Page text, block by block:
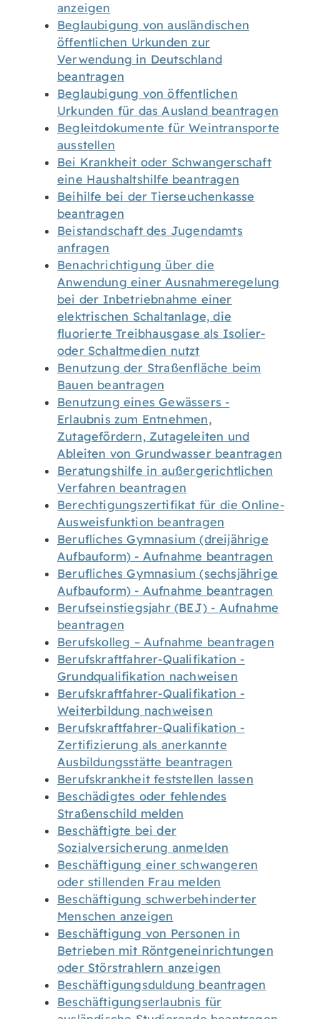
anzeigen
Beglaubigung von ausländischen
öffentlichen Urkunden zur
Verwendung in Deutschland
beantragen
Beglaubigung von öffentlichen
Urkunden für das Ausland beantragen
Begleitdokumente für Weintransporte
ausstellen
Bei Krankheit oder Schwangerschaft
eine Haushaltshilfe beantragen
Beihilfe bei der Tierseuchenkasse
beantragen
Beistandschaft des Jugendamts
anfragen
Benachrichtigung über die
Anwendung einer Ausnahmeregelung
bei der Inbetriebnahme einer
elektrischen Schaltanlage, die
fluorierte Treibhausgase als Isolier-
oder Schaltmedien nutzt
Benutzung der Straßenfläche beim
Bauen beantragen
Benutzung eines Gewässers -
Erlaubnis zum Entnehmen,
Zutagefördern, Zutageleiten und
Ableiten von Grundwasser beantragen
Beratungshilfe in außergerichtlichen
Verfahren beantragen
Berechtigungszertifikat für die Online-
Ausweisfunktion beantragen
Berufliches Gymnasium (dreijährige
Aufbauform) - Aufnahme beantragen
Berufliches Gymnasium (sechsjährige
Aufbauform) - Aufnahme beantragen
Berufseinstiegsjahr (BEJ) - Aufnahme
beantragen
Berufskolleg – Aufnahme beantragen
Berufskraftfahrer-Qualifikation -
Grundqualifikation nachweisen
Berufskraftfahrer-Qualifikation -
Weiterbildung nachweisen
Berufskraftfahrer-Qualifikation -
Zertifizierung als anerkannte
Ausbildungsstätte beantragen
Berufskrankheit feststellen lassen
Beschädigtes oder fehlendes
Straßenschild melden
Beschäftigte bei der
Sozialversicherung anmelden
Beschäftigung einer schwangeren
oder stillenden Frau melden
Beschäftigung schwerbehinderter
Menschen anzeigen
Beschäftigung von Personen in
Betrieben mit Röntgeneinrichtungen
oder Störstrahlern anzeigen
Beschäftigungsduldung beantragen
Beschäftigungserlaubnis für